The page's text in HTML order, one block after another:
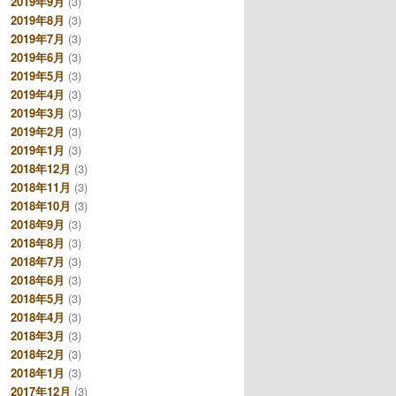
2019年8月 (3)
2019年7月 (3)
2019年6月 (3)
2019年5月 (3)
2019年4月 (3)
2019年3月 (3)
2019年2月 (3)
2019年1月 (3)
2018年12月 (3)
2018年11月 (3)
2018年10月 (3)
2018年9月 (3)
2018年8月 (3)
2018年7月 (3)
2018年6月 (3)
2018年5月 (3)
2018年4月 (3)
2018年3月 (3)
2018年2月 (3)
2018年1月 (3)
2017年12月 (3)